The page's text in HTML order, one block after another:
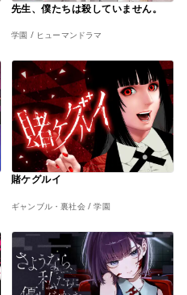
先生、僕たちは殺していません。
学園 / ヒューマンドラマ
賭ケグルイ
ギャンブル・裏社会 / 学園